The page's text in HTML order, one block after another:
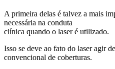
A primeira delas é talvez a mais
necessária na conduta
clínica quando o laser é utilizado.
Isso se deve ao fato do laser agir
convencional de coberturas.